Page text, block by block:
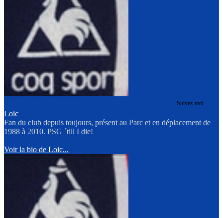
Suivez-moi
Loic
Fan du club depuis toujours, présent au Parc et en déplacement de
1988 à 2010. PSG ´till I die!
Voir la bio de Loic...